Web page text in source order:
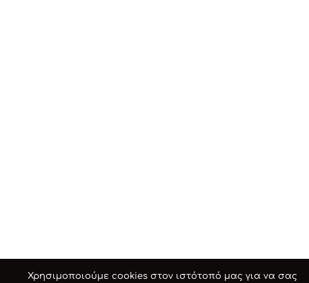
Χρησιμοποιούμε cookies στον ιστότοπό μας για να σας